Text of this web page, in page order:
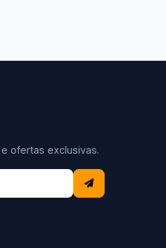
ofertas exclusivas.